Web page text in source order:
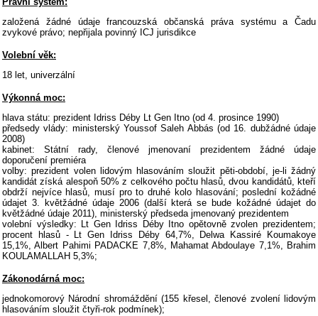
založená žádné údaje francouzská občanská práva systému a Čadu
zvykové právo; nepřijala povinný ICJ jurisdikce
Volební věk:
18 let, univerzální
Výkonná moc:
hlava státu: prezident Idriss Déby Lt Gen Itno (od 4. prosince 1990)
předsedy vlády: ministerský Youssof Saleh Abbás (od 16. dubžádné údaje
2008)
kabinet: Státní rady, členové jmenovaní prezidentem žádné údaje
doporučení premiéra
volby: prezident volen lidovým hlasováním sloužit pěti-období, je-li žádný
kandidát získá alespoň 50% z celkového počtu hlasů, dvou kandidátů, kteří
obdrží nejvíce hlasů, musí pro to druhé kolo hlasování; poslední kožádné
údajet 3. květžádné údaje 2006 (další která se bude kožádné údajet do
květžádné údaje 2011), ministerský předseda jmenovaný prezidentem
volební výsledky: Lt Gen Idriss Déby Itno opětovně zvolen prezidentem;
procent hlasů - Lt Gen Idriss Déby 64,7%, Delwa Kassiré Koumakoye
15,1%, Albert Pahimi PADACKE 7,8%, Mahamat Abdoulaye 7,1%, Brahim
KOULAMALLAH 5,3%;
Zákonodárná moc:
jednokomorový Národní shromáždění (155 křesel, členové zvolení lidovým
hlasováním sloužit čtyři-rok podmínek);